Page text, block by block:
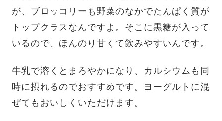
が、ブロッコリーも野菜のなかでたんぱく質が
トップクラスなんですよ。そこに黒糖が入って
いるので、ほんのり甘くて飲みやすいんです。
牛乳で溶くとまろやかになり、カルシウムも同
時に摂れるのでおすすめです。ヨーグルトに混
ぜてもおいしくいただけます。